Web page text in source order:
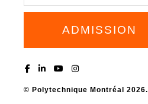
ADMISSION
© Polytechnique Montréal 2026.